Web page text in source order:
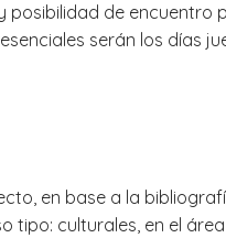
posibilidad de encuentro
serán los días
en base a la
tipo: culturales, en el